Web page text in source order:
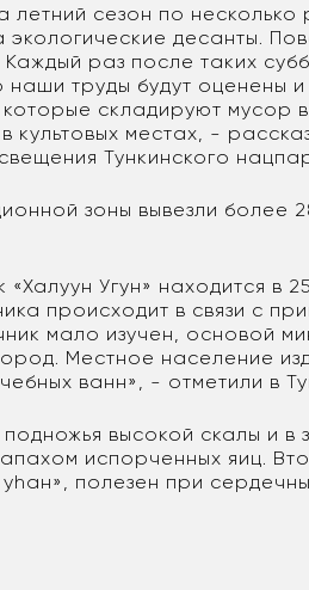
летний сезон по несколько
экологические десанты.
Каждый раз после таких
труды будут оценены
складируют мусор
культовых местах, -
Тункинского
зоны вывезли более
Угун» находится в
происходит в связи с
мало изучен, основой
Местное население
ванн», - отметили в
высокой скалы и в
испорченных яиц.
полезен при